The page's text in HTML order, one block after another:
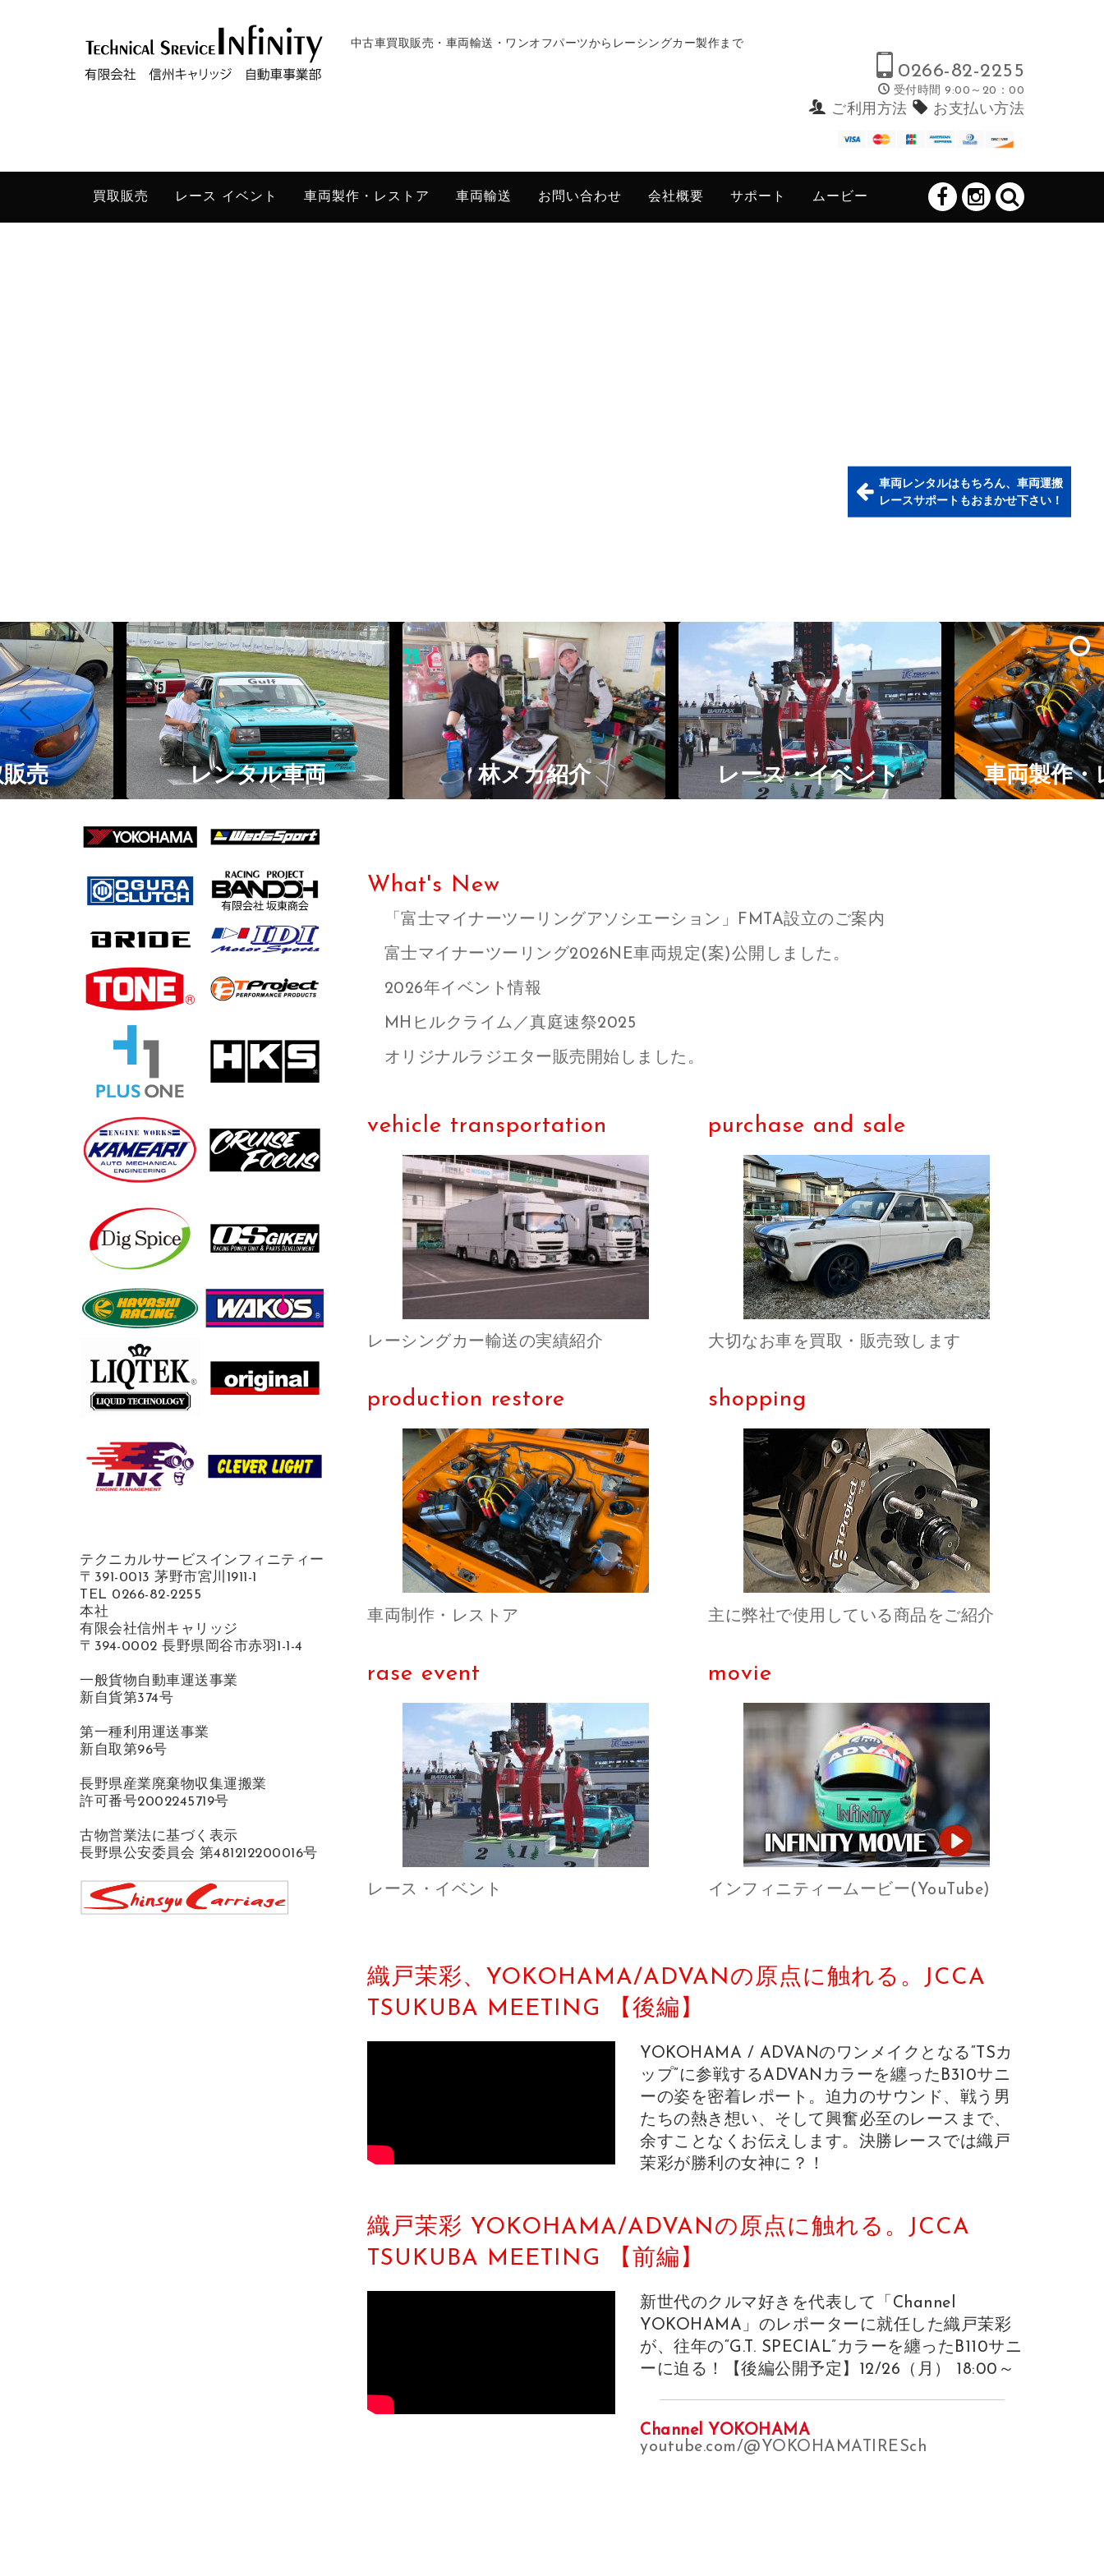
中古車買取販売・車両輸送・ワンオフパーツからレーシングカー製作まで
0266-82-2255
受付時間 9:00～20：00
ご利用方法 お支払い方法
買取販売 レース イベント 車両製作・レストア 車両輸送 お問い合わせ 会社概要 サポート ムービー
車両レンタルはもちろん、車両運搬
レースサポートもおまかせ下さい！
イベント情報・日々の作業風景は
オフィシャルBLOGをチェック♬
レンタル車両 林メカ紹介 レース・イベント 車両製作・レストア
What's New
「富士マイナーツーリングアソシエーション」FMTA設立のご案内
富士マイナーツーリング2026NE車両規定(案)公開しました。
2026年イベント情報
MHヒルクライム／真庭速祭2025
オリジナルラジエター販売開始しました。
vehicle transportation
レーシングカー輸送の実績紹介
purchase and sale
大切なお車を買取・販売致します
production restore
車両制作・レストア
shopping
主に弊社で使用している商品をご紹介
rase event
レース・イベント
movie
インフィニティームービー(YouTube)
織戸茉彩、YOKOHAMA/ADVANの原点に触れる。JCCA
TSUKUBA MEETING 【後編】
YOKOHAMA / ADVANのワンメイクとなる“TSカ
ップ”に参戦するADVANカラーを纏ったB310サニ
ーの姿を密着レポート。迫力のサウンド、戦う男
たちの熱き想い、そして興奮必至のレースまで、
余すことなくお伝えします。決勝レースでは織戸
茉彩が勝利の女神に？！
織戸茉彩 YOKOHAMA/ADVANの原点に触れる。JCCA
TSUKUBA MEETING 【前編】
新世代のクルマ好きを代表して「Channel
YOKOHAMA」のレポーターに就任した織戸茉彩
が、往年の“G.T. SPECIAL”カラーを纏ったB110サニ
ーに迫る！【後編公開予定】12/26（月） 18:00～
Channel YOKOHAMA
youtube.com/@YOKOHAMATIRESch
テクニカルサービスインフィニティー
〒391-0013 茅野市宮川1911-1
TEL 0266-82-2255
本社
有限会社信州キャリッジ
〒394-0002 長野県岡谷市赤羽1-1-4
一般貨物自動車運送事業
新自貨第374号
第一種利用運送事業
新自取第96号
長野県産業廃棄物収集運搬業
許可番号2002245719号
古物営業法に基づく表示
長野県公安委員会 第481212200016号